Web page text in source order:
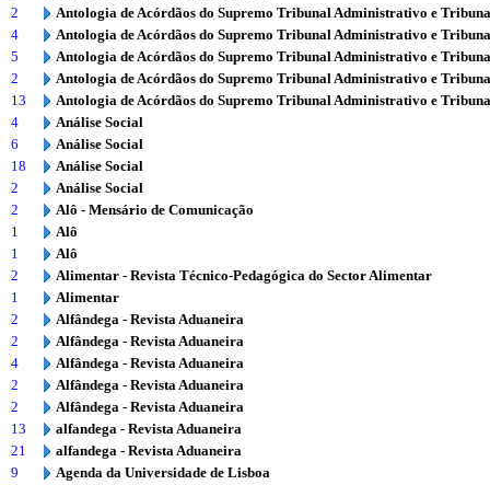
2
Antologia de Acórdãos do Supremo Tribunal Administrativo e
4
Antologia de Acórdãos do Supremo Tribunal Administrativo e
5
Antologia de Acórdãos do Supremo Tribunal Administrativo e
2
Antologia de Acórdãos do Supremo Tribunal Administrativo e
13
Antologia de Acórdãos do Supremo Tribunal Administrativo e
4
Análise Social
6
Análise Social
18
Análise Social
2
Análise Social
2
Alô - Mensário de Comunicação
1
Alô
1
Alô
2
Alimentar - Revista Técnico-Pedagógica do Sector Alimentar
1
Alimentar
2
Alfândega - Revista Aduaneira
2
Alfândega - Revista Aduaneira
4
Alfândega - Revista Aduaneira
2
Alfândega - Revista Aduaneira
2
Alfândega - Revista Aduaneira
13
alfandega - Revista Aduaneira
21
alfandega - Revista Aduaneira
9
Agenda da Universidade de Lisboa